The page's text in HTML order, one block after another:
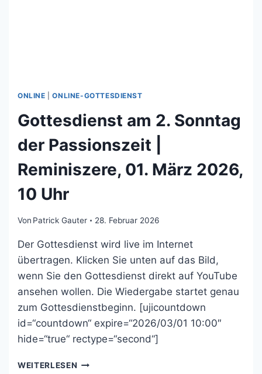
ONLINE |ONLINE-GOTTESDIENST
Gottesdienst am 2. Sonntag
der Passionszeit |
Reminiszere, 01. März 2026,
10 Uhr
Von Patrick Gauter 28. Februar 2026
Der Gottesdienst wird live im Internet
übertragen. Klicken Sie unten auf das Bild,
wenn Sie den Gottesdienst direkt auf YouTube
ansehen wollen. Die Wiedergabe startet genau
zum Gottesdienstbeginn. [ujicountdown
id=“countdown“ expire=“2026/03/01 10:00″
hide=“true“ rectype=“second“]
WEITERLESEN GOTTESDIENST